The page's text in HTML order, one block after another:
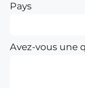
Pays
Avez-vous une